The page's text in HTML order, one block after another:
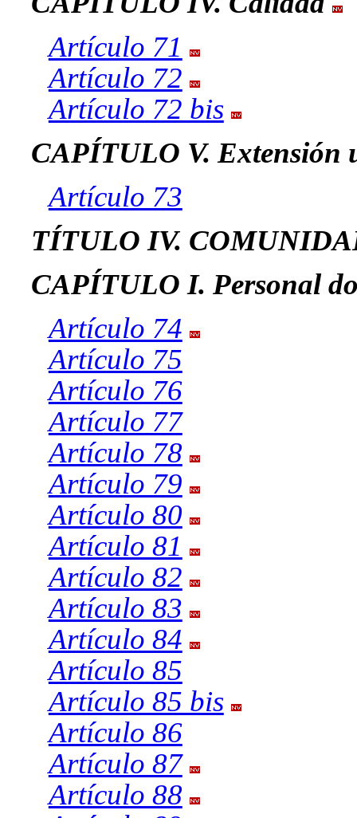
Artículo 71
Artículo 72
Artículo 72 bis
CAPÍTULO V. Extensión
Artículo 73
TÍTULO IV.
CAPÍTULO I. Personal
Artículo 74
Artículo 75
Artículo 76
Artículo 77
Artículo 78
Artículo 79
Artículo 80
Artículo 81
Artículo 82
Artículo 83
Artículo 84
Artículo 85
Artículo 85 bis
Artículo 86
Artículo 87
Artículo 88